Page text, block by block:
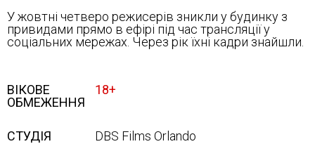
У жовтні четверо режисерів зникли у будинку з
привидами прямо в ефірі під час трансляції у
соціальних мережах. Через рік їхні кадри знайшли.
ВІКОВЕ
ОБМЕЖЕННЯ
18+
СТУДІЯ DBS Films Orlando